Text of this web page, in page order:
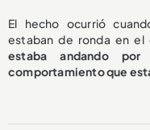
El hecho ocurrió
estaban de ronda en
estaba andando
comportamiento que